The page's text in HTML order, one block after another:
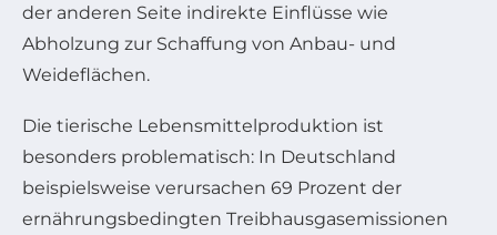
der anderen Seite indirekte Einflüsse wie
Abholzung zur Schaffung von Anbau- und
Weideflächen.
Die tierische Lebensmittelproduktion ist
besonders problematisch: In Deutschland
beispielsweise verursachen 69 Prozent der
ernährungsbedingten Treibhausgasemissionen